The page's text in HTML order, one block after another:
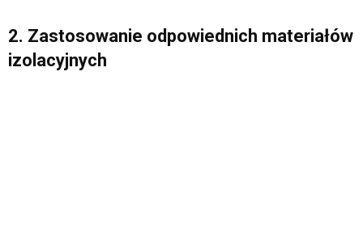
2. Zastosowanie odpowiednich materiałów
izolacyjnych